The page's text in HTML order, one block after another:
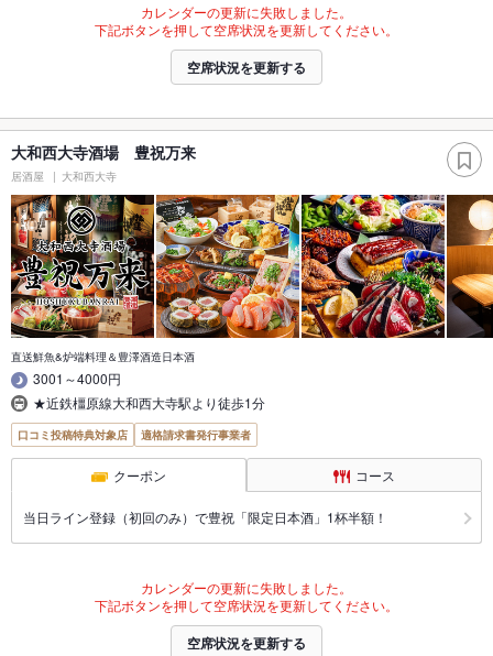
カレンダーの更新に失敗しました。
下記ボタンを押して空席状況を更新してください。
空席状況を更新する
大和西大寺酒場 豊祝万来
居酒屋 大和西大寺
直送鮮魚&炉端料理＆豊澤酒造日本酒
3001～4000円
★近鉄橿原線大和西大寺駅より徒歩1分
口コミ投稿特典対象店 適格請求書発行事業者
クーポン コース
当日ライン登録（初回のみ）で豊祝「限定日本酒」1杯半額！
カレンダーの更新に失敗しました。
下記ボタンを押して空席状況を更新してください。
空席状況を更新する